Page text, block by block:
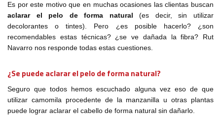
Es por este motivo que en muchas ocasiones las clientas buscan
aclarar el pelo de forma natural (es decir, sin utilizar
decolorantes o tintes). Pero ¿es posible hacerlo? ¿son
recomendables estas técnicas? ¿se ve dañada la fibra? Rut
Navarro nos responde todas estas cuestiones.
¿Se puede aclarar el pelo de forma natural?
Seguro que todos hemos escuchado alguna vez eso de que
utilizar camomila procedente de la manzanilla u otras plantas
puede lograr aclarar el cabello de forma natural sin dañarlo.